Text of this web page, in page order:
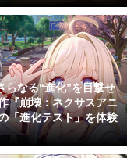
らなる“進化”を目撃せ
『崩壊：ネクサスアニ
「進化テスト」を体験